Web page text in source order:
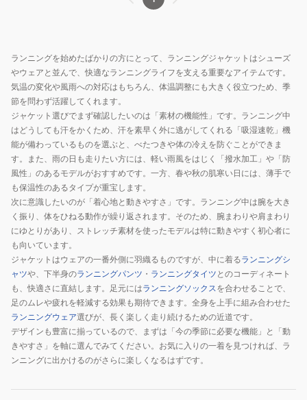
ランニングを始めたばかりの方にとって、ランニングジャケットはシューズ
やウェアと並んで、快適なランニングライフを支える重要なアイテムです。
気温の変化や風雨への対応はもちろん、体温調整にも大きく役立つため、季
節を問わず活躍してくれます。
ジャケット選びでまず確認したいのは「素材の機能性」です。ランニング中
はどうしても汗をかくため、汗を素早く外に逃がしてくれる「吸湿速乾」機
能が備わっているものを選ぶと、べたつきや体の冷えを防ぐことができま
す。また、雨の日も走りたい方には、軽い雨風をはじく「撥水加工」や「防
風性」のあるモデルがおすすめです。一方、春や秋の肌寒い日には、薄手で
も保温性のあるタイプが重宝します。
次に意識したいのが「着心地と動きやすさ」です。ランニング中は腕を大き
く振り、体をひねる動作が繰り返されます。そのため、腕まわりや肩まわり
にゆとりがあり、ストレッチ素材を使ったモデルは特に動きやすく初心者に
も向いています。
ジャケットはウェアの一番外側に羽織るものですが、中に着るランニングシ
ャツや、下半身のランニングパンツ ・ ランニングタイツ とのコーディネート
も、快適さに直結します。足元にはランニングソックスを合わせることで、
足のムレや疲れを軽減する効果も期待できます。全身を上手に組み合わせた
ランニングウェア選びが、長く楽しく走り続けるための近道です。
デザインも豊富に揃っているので、まずは「今の季節に必要な機能」と「動
きやすさ」を軸に選んでみてください。お気に入りの一着を見つければ、ラ
ンニングに出かけるのがさらに楽しくなるはずです。